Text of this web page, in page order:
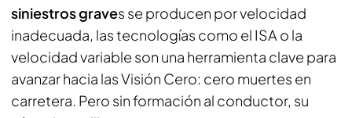
siniestros graves se producen por velocidad
inadecuada, las tecnologías como el ISA o la
velocidad variable son una herramienta clave para
avanzar hacia las Visión Cero: cero muertes en
carretera. Pero sin formación al conductor, su